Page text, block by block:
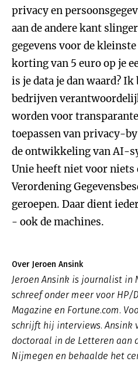
privacy en
aan de andere kant
gegevens voor de
korting van 5 euro op je
is je data je dan waard?
bedrijven
worden voor
toepassen van privacy-
de ontwikkeling van AI-
Unie heeft niet voor niets
Verordening
geroepen. Daar dient
- ook de machines.
Over Jeroen Ansink
Jeroen Ansink is journalist in
schreef onder meer voor HP/
Magazine en Fortune.com.
schrijft hij interviews. Ansink
doctoraal in de Letteren aan
Nijmegen en behaalde het